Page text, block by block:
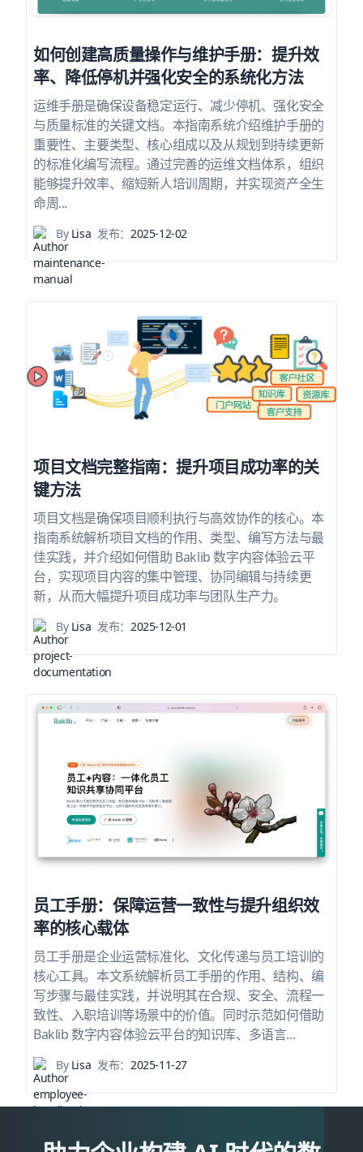
如何创建高质量操作与维护手册：提升效
率、降低停机并强化安全的系统化方法
运维手册是确保设备稳定运行、减少停机、强化安全
与质量标准的关键文档。本指南系统介绍维护手册的
重要性、主要类型、核心组成以及从规划到持续更新
的标准化编写流程。通过完善的运维文档体系，组织
能够提升效率、缩短新人培训周期，并实现资产全生
命周...
ByLisa 发布：2025-12-02
项目文档完整指南：提升项目成功率的关
键方法
项目文档是确保项目顺利执行与高效协作的核心。本
指南系统解析项目文档的作用、类型、编写方法与最
佳实践，并介绍如何借助 Baklib 数字内容体验云平
台，实现项目内容的集中管理、协同编辑与持续更
新，从而大幅提升项目成功率与团队生产力。
ByLisa 发布：2025-12-01
员工手册：保障运营一致性与提升组织效
率的核心载体
员工手册是企业运营标准化、文化传递与员工培训的
核心工具。本文系统解析员工手册的作用、结构、编
写步骤与最佳实践，并说明其在合规、安全、流程一
致性、入职培训等场景中的价值。同时示范如何借助
Baklib 数字内容体验云平台的知识库、多语言...
ByLisa 发布：2025-11-27